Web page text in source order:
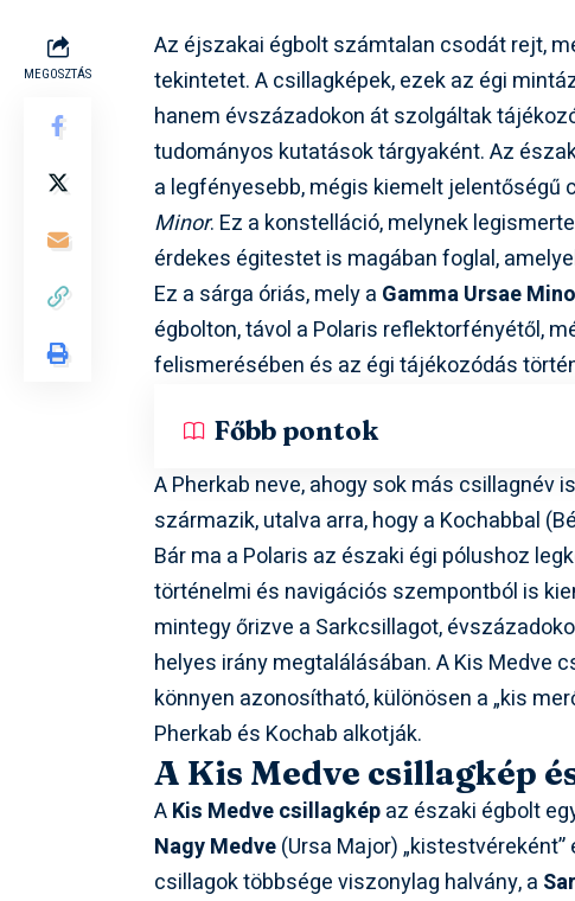
MEGOSZTÁS
Az éjszakai égbolt számtalan csodát rejt,
tekintetet. A csillagképek, ezek az égi
hanem évszázadokon át szolgáltak
tudományos kutatások tárgyaként. Az
a legfényesebb, mégis kiemelt jelentőségű
Minor. Ez a konstelláció, melynek
érdekes égitestet is magában foglal,
Ez a sárga óriás, mely a Gamma Ursae
égbolton, távol a Polaris reflektorfényétől,
felismerésében és az égi tájékozódás
Főbb pontok
A Pherkab neve, ahogy sok más csillagnév
származik, utalva arra, hogy a Kochabbal
Bár ma a Polaris az északi égi pólushoz
történelmi és navigációs szempontból is
mintegy őrizve a Sarkcsillagot,
helyes irány megtalálásában. A Kis Medve
könnyen azonosítható, különösen a „kis
Pherkab és Kochab alkotják.
A Kis Medve csillagkép
AKis Medve csillagképaz északi égbolt
Nagy Medve(Ursa Major)
csillagok többsége viszonylag halvány, a